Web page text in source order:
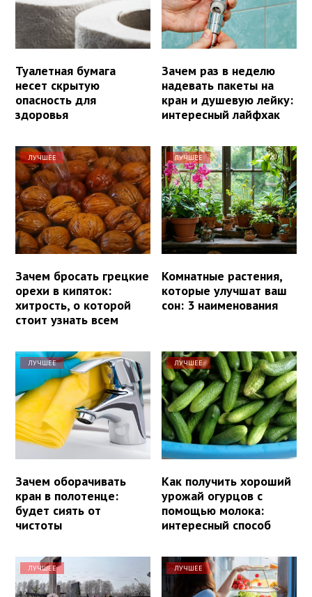
Туалетная бумага
несет скрытую
опасность для
здоровья
Зачем раз в неделю
надевать пакеты на
кран и душевую лейку:
интересный лайфхак
ЛУЧШЕЕ
Зачем бросать грецкие
орехи в кипяток:
хитрость, о которой
стоит узнать всем
ЛУЧШЕЕ
Комнатные растения,
которые улучшат ваш
сон: 3 наименования
ЛУЧШЕЕ
Зачем оборачивать
кран в полотенце:
будет сиять от
чистоты
ЛУЧШЕЕ
Как получить хороший
урожай огурцов с
помощью молока:
интересный способ
ЛУЧШЕЕ ЛУЧШЕЕ